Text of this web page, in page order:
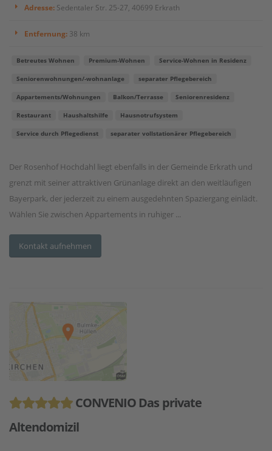
Adresse: Sedentaler Str. 25-27, 40699 Erkrath
Entfernung: 38 km
Betreutes Wohnen Premium-Wohnen Service-Wohnen in Residenz
Seniorenwohnungen/-wohnanlage separater Pflegebereich
Appartements/Wohnungen Balkon/Terrasse Seniorenresidenz
Restaurant Haushaltshilfe Hausnotrufsystem
Service durch Pflegedienst separater vollstationärer Pflegebereich
Der Rosenhof Hochdahl liegt ebenfalls in der Gemeinde Erkrath und
grenzt mit seiner attraktiven Grünanlage direkt an den weitläufigen
Bayerpark, der jederzeit zu einem ausgedehnten Spaziergang einlädt.
Wählen Sie zwischen Appartements in ruhiger ...
Kontakt aufnehmen
CONVENIO Das private
Altendomizil